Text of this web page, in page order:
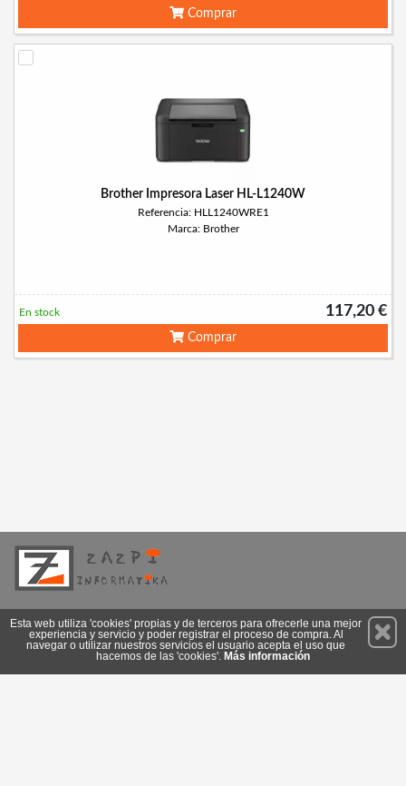
Comprar
Brother Impresora Laser HL-L1240W
Referencia: HLL1240WRE1
Marca: Brother
117,20 €
En stock
Comprar
Suscríbete
Esta web utiliza 'cookies' propias y de terceros para ofrecerle una mejor
experiencia y servicio y poder registrar el proceso de compra. Al
navegar o utilizar nuestros servicios el usuario acepta el uso que
hacemos de las 'cookies'. Más información